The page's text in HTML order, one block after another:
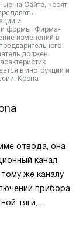
на Сайте, носят
и
и формы. Фирма-
изменений в
должен
в инструкции и
Крона
отвода, она
канал.
же каналу
прибора
тяги,